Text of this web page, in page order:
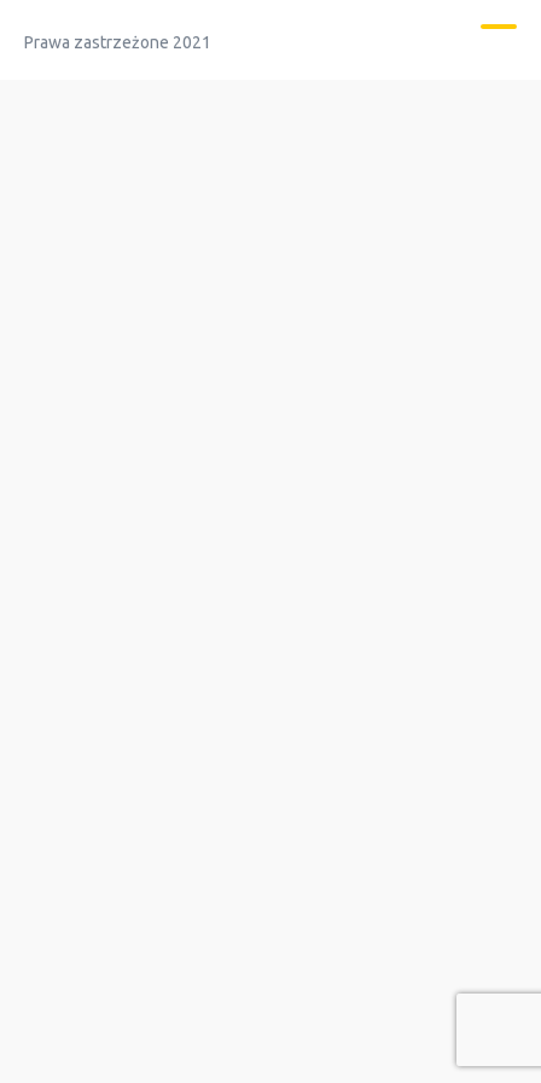
Prawa zastrzeżone 2021